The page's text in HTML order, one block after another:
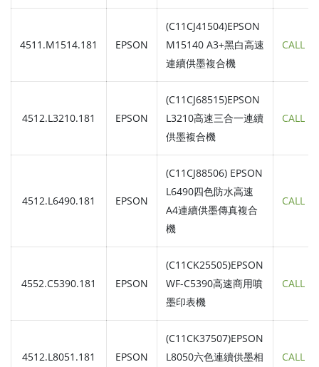
4511.M1514.181 EPSON
(C11CJ41504)EPSON
M15140 A3+黑白高速
連續供墨複合機
CALL
4512.L3210.181 EPSON
(C11CJ68515)EPSON
L3210高速三合一連續
供墨複合機
CALL
4512.L6490.181 EPSON
(C11CJ88506) EPSON
L6490四色防水高速
A4連續供墨傳真複合
機
CALL
4552.C5390.181 EPSON
(C11CK25505)EPSON
WF-C5390高速商用噴
墨印表機
CALL
4512.L8051.181 EPSON
(C11CK37507)EPSON
L8050六色連續供墨相
CALL